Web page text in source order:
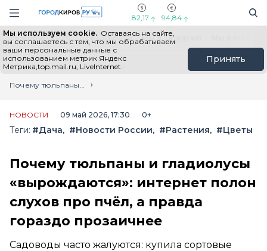
Навигация сайта
82,17 94,84
Мы используем cookie. Оставаясь на сайте,
вы соглашаетесь с тем, что мы обрабатываем
ваши персональные данные с
использованием метрик Яндекс
Метрика,top.mail.ru, LiveInternet.
Принять
Выборы - 2026 Все новости Мы в Telegram
Главная
Лента новостей
Почему тюльпаны и гладиолусы «вырождаются»: интернет полон слухов про пчёл, а правда гораздо прозаичнее
НОВОСТИ 09 май 2026, 17:30 0+
Теги: #Дача #Новости России #Растения #Цветы
Почему тюльпаны и гладиолусы
«вырождаются»: интернет полон
слухов про пчёл, а правда
гораздо прозаичнее
Садоводы часто жалуются: купила сортовые